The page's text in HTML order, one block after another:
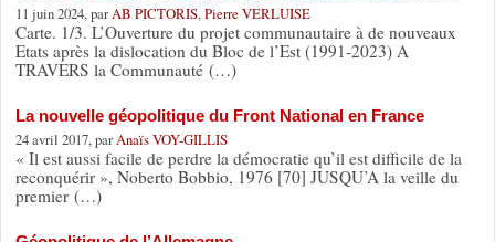
11 juin 2024, parAB PICTORIS, Pierre VERLUISE
Carte. 1/3. L’Ouverture du projet communautaire à de nouveaux
Etats après la dislocation du Bloc de l’Est (1991-2023) A
TRAVERS la Communauté (…)
La nouvelle géopolitique du Front National en France
24 avril 2017, parAnaïs VOY-GILLIS
« Il est aussi facile de perdre la démocratie qu’il est difficile de la
reconquérir », Noberto Bobbio, 1976 [70] JUSQU’A la veille du
premier (…)